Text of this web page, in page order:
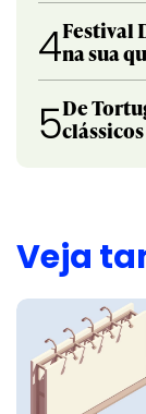
4Festival
na sua
5De
Veja